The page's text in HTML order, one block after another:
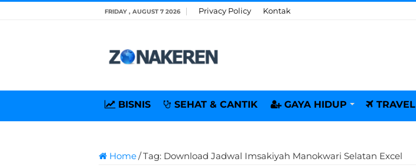
FRIDAY , AUGUST 7 2026 Privacy Policy Kontak
BISNIS SEHAT & CANTIK GAYA HIDUP TRAVEL
Home/Tag: Download Jadwal Imsakiyah Manokwari Selatan Excel